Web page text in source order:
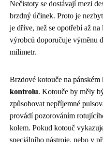
Nečistoty se dostávají mezi
brzdný účinek. Proto je
je dříve, než se opotřebí až
výrobců doporučuje výměnu
milimetr.
Brzdové kotouče na
kontrolu. Kotouče by měly
způsobovat nepříjemné
provádí pozorováním
kolem. Pokud kotouč
speciálního nástroje, nebo v